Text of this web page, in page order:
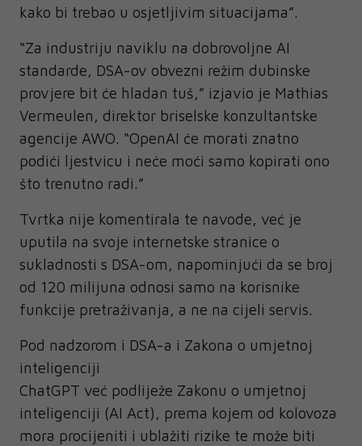
kako bi trebao u osjetljivim situacijama”.
“Za industriju naviklu na dobrovoljne AI
standarde, DSA-ov obvezni režim dubinske
provjere bit će hladan tuš,” izjavio je Mathias
Vermeulen, direktor briselske konzultantske
agencije AWO. “OpenAI će morati znatno
podići ljestvicu i neće moći samo kopirati ono
što trenutno radi.”
Tvrtka nije komentirala te navode, već je
uputila na svoje internetske stranice o
sukladnosti s DSA-om, napominjući da se broj
od 120 milijuna odnosi samo na korisnike
funkcije pretraživanja, a ne na cijeli servis.
Pod nadzorom i DSA-a i Zakona o umjetnoj
inteligenciji
ChatGPT već podliježe Zakonu o umjetnoj
inteligenciji (AI Act), prema kojem od kolovoza
mora procijeniti i ublažiti rizike te može biti